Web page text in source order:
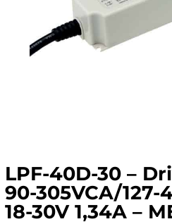
LPF-40D-30 –
90-305VCA/127-
18-30V 1,34A –